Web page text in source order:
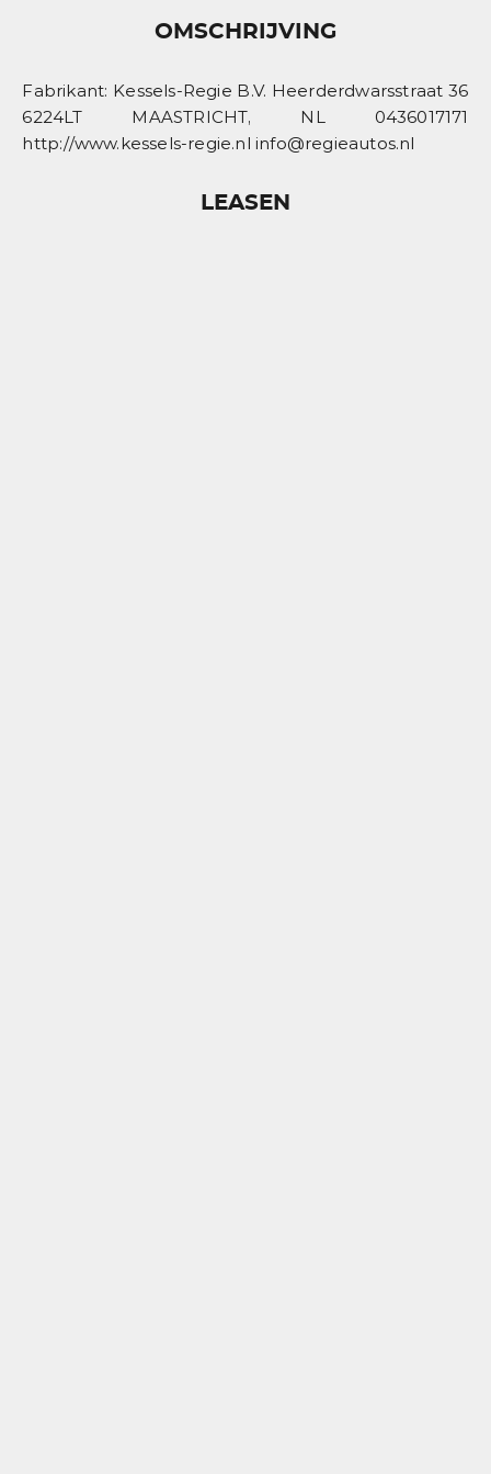
OMSCHRIJVING
Fabrikant: Kessels-Regie B.V. Heerderdwarsstraat 36
6224LT MAASTRICHT, NL 0436017171
http://www.kessels-regie.nl info@regieautos.nl
LEASEN